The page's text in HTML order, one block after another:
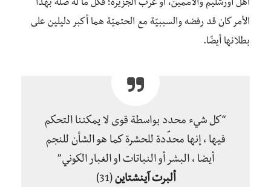
أهل أورشليم والأممين، أو عرب الجزيرة؛ فكل ما له صله بهذا
الأمر كان قد رفضه والسببيّة مع الحتميّة هما أكبر دليلين على
بطلانها أيضًا.
“كل شيء محدد بواسطة قوى لا يمكننا التحكم
فيها ، إنها محدِّدة للحشرة كما هو الشأن للنجم
أيضا ، البشر أو النباتات او الغبار الكوني”
ألبرت آينشتاين(31)